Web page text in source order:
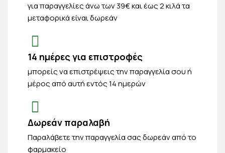
για παραγγελίες άνω των 39€ και έως 2 κιλά τα
μεταφορικά είναι δωρεάν
14 ημέρες για επιστροφές
μπορείς να επιστρέψεις την παραγγελία σου ή
μέρος από αυτή εντός 14 ημερών
Δωρεάν παραλαβή
Παραλάβετε την παραγγελία σας δωρεάν από το
φαρμακείο